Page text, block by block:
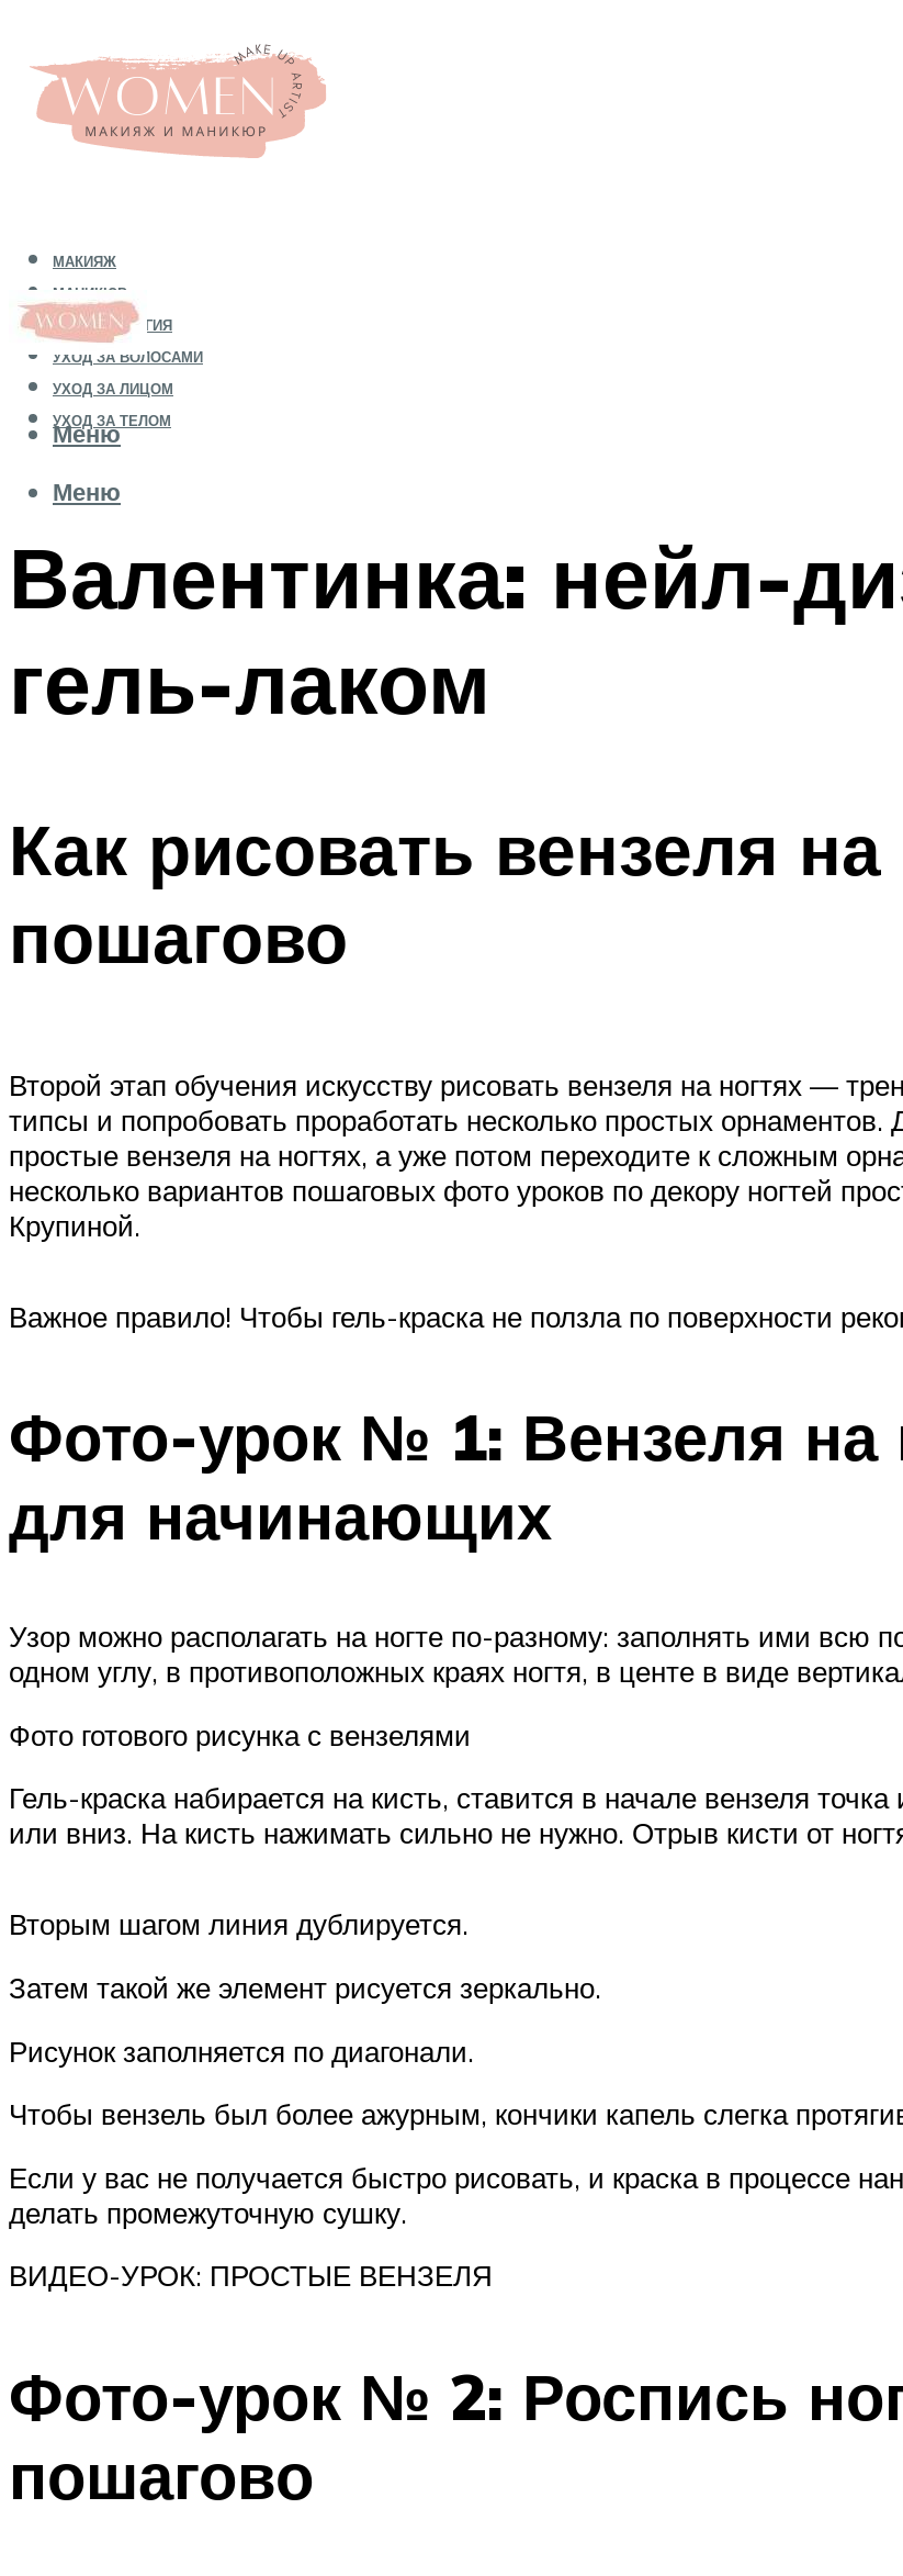
МАКИЯЖ
МАНИКЮР
КОСМЕТОЛОГИЯ
УХОД ЗА ВОЛОСАМИ
УХОД ЗА ЛИЦОМ
УХОД ЗА ТЕЛОМ
Меню
Меню
Валентинка: нейл-
гель-лаком
Как рисовать вензеля
пошагово
Второй этап обучения искусству рисовать вензеля на ногтях —
типсы и попробовать проработать несколько простых
простые вензеля на ногтях, а уже потом переходите к сложным
несколько вариантов пошаговых фото уроков по декору ногтей
Крупиной.
Важное правило! Чтобы гель-краска не ползла по поверхности
Фото-урок № 1: Вензеля на
для начинающих
Узор можно располагать на ногте по-разному: заполнять ими всю
одном углу, в противоположных краях ногтя, в центе в виде
Фото готового рисунка с вензелями
Гель-краска набирается на кисть, ставится в начале вензеля точка
или вниз. На кисть нажимать сильно не нужно. Отрыв кисти от
Вторым шагом линия дублируется.
Затем такой же элемент рисуется зеркально.
Рисунок заполняется по диагонали.
Чтобы вензель был более ажурным, кончики капель слегка
Если у вас не получается быстро рисовать, и краска в процессе
делать промежуточную сушку.
ВИДЕО-УРОК: ПРОСТЫЕ ВЕНЗЕЛЯ
Фото-урок № 2: Роспись
пошагово